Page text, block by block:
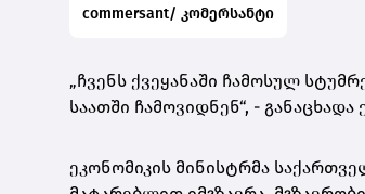
commersant/ კომერსანტი
„ჩვენს ქვეყანაში ჩამოსულ
საათში ჩამოვიდნენ“, -
ეკონომიკის მინისტრმა